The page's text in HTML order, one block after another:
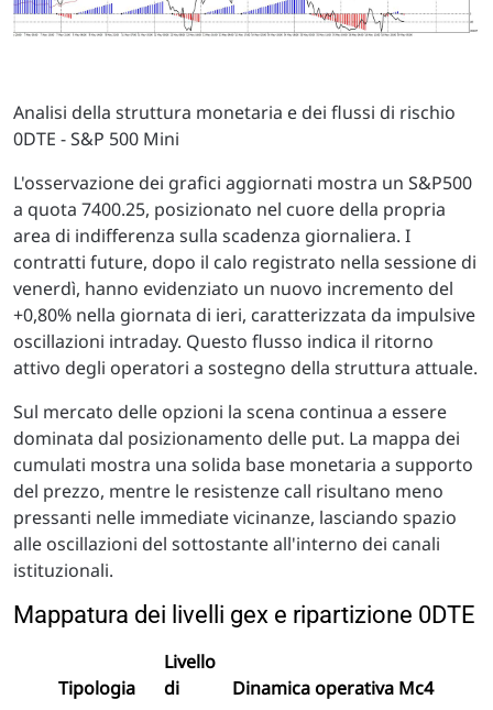
Analisi della struttura monetaria e dei flussi di rischio
0DTE - S&P 500 Mini
L'osservazione dei grafici aggiornati mostra un S&P500
a quota 7400.25, posizionato nel cuore della propria
area di indifferenza sulla scadenza giornaliera. I
contratti future, dopo il calo registrato nella sessione di
venerdì, hanno evidenziato un nuovo incremento del
+0,80% nella giornata di ieri, caratterizzata da impulsive
oscillazioni intraday. Questo flusso indica il ritorno
attivo degli operatori a sostegno della struttura attuale.
Sul mercato delle opzioni la scena continua a essere
dominata dal posizionamento delle put. La mappa dei
cumulati mostra una solida base monetaria a supporto
del prezzo, mentre le resistenze call risultano meno
pressanti nelle immediate vicinanze, lasciando spazio
alle oscillazioni del sottostante all'interno dei canali
istituzionali.
Mappatura dei livelli gex e ripartizione 0DTE
Tipologia
Livello
di
Dinamica operativa Mc4